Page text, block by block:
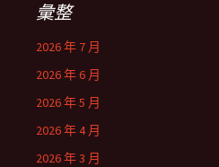
彙整
2026 年 7 月
2026 年 6 月
2026 年 5 月
2026 年 4 月
2026 年 3 月